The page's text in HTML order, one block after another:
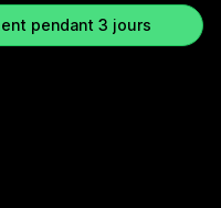
pendant 3 jours